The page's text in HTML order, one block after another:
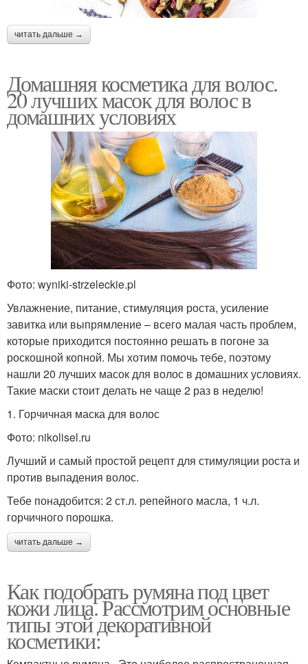
читать дальше →
Домашняя косметика для волос.
20 лучших масок для волос в
домашних условиях
Фото: wyniki-strzeleckie.pl
Увлажнение, питание, стимуляция роста, усиление
завитка или выпрямление – всего малая часть проблем,
которые приходится постоянно решать в погоне за
роскошной копной. Мы хотим помочь тебе, поэтому
нашли 20 лучших масок для волос в домашних условиях.
Такие маски стоит делать не чаще 2 раз в неделю!
1. Горчичная маска для волос
Фото: nikolisel.ru
Лучший и самый простой рецепт для стимуляции роста и
против выпадения волос.
Тебе понадобится: 2 ст.л. репейного масла, 1 ч.л.
горчичного порошка.
читать дальше →
Как подобрать румяна под цвет
кожи лица. Рассмотрим основные
типы этой декоративной
косметики: